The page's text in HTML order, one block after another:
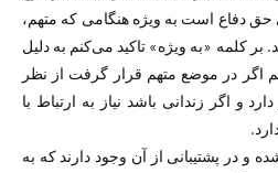
دفاع است به ویژه هنگامی که متهم،
کلمه «به ویژه» تاکید می‌کنم به دلیل
اگر در موضع متهم قرار گرفت از نظر
و اگر زندانی باشد نیاز به ارتباط با
و در پشتیبانی از آن وجود دارند که به